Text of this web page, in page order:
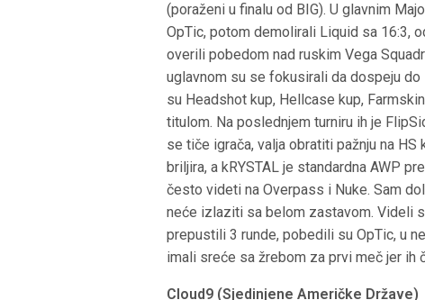
(poraženi u finalu od BIG). U glavnim
OpTic, potom demolirali Liquid sa 16:3,
overili pobedom nad ruskim Vega
uglavnom su se fokusirali da dospeju do
su Headshot kup, Hellcase kup,
titulom. Na poslednjem turniru ih je
se tiče igrača, valja obratiti pažnju na
briljira, a kRYSTAL je standardna AWP
često videti na Overpass i Nuke. Sam
neće izlaziti sa belom zastavom. Videli
prepustili 3 runde, pobedili su OpTic, u
imali sreće sa žrebom za prvi meč jer ih
Cloud9 (Sjedinjene Američke Države)